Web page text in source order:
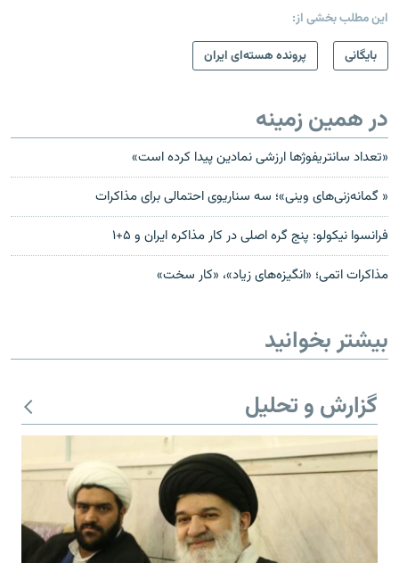
این مطلب بخشی از:
بایگانی
پرونده هسته‌ای ایران
در همین زمینه
«تعداد سانتريفوژها ارزشی نمادين پيدا کرده است»
« گمانه‌زنی‌های وینی»؛ سه سناریوی احتمالی برای مذاکرات
فرانسوا نیکولو: پنج گره اصلی در کار مذاکره ایران و ۵+۱
مذاکرات اتمی؛ «انگیزه‌های زیاد»، «کار سخت»
بیشتر بخوانید
گزارش و تحلیل